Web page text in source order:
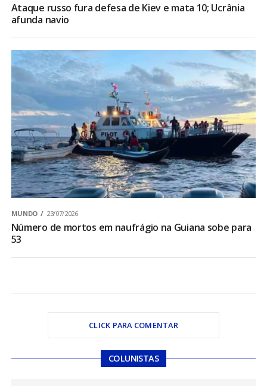
Ataque russo fura defesa de Kiev e mata 10; Ucrânia
afunda navio
MUNDO 23/07/2026
Número de mortos em naufrágio na Guiana sobe para
53
CLICK PARA COMENTAR
COLUNISTAS